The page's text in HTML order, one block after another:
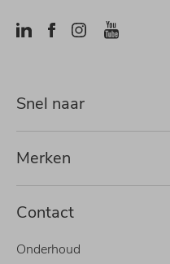
Snel naar
Merken
Contact
Onderhoud